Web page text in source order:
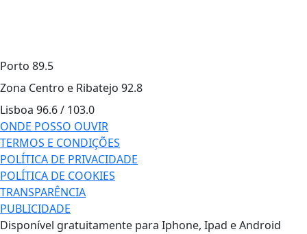
Porto 89.5
Zona Centro e Ribatejo 92.8
Lisboa 96.6 / 103.0
ONDE POSSO OUVIR
TERMOS E CONDIÇÕES
POLÍTICA DE PRIVACIDADE
POLÍTICA DE COOKIES
TRANSPARÊNCIA
PUBLICIDADE
Disponível gratuitamente para Iphone, Ipad e Android